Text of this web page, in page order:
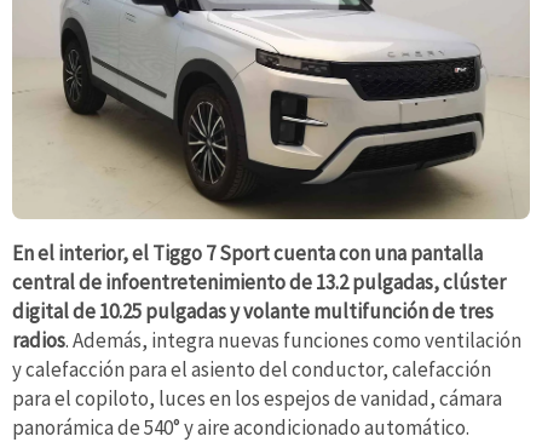
En el interior, el Tiggo 7 Sport cuenta con una pantalla
central de infoentretenimiento de 13.2 pulgadas, clúster
digital de 10.25 pulgadas y volante multifunción de tres
radios. Además, integra nuevas funciones como ventilación
y calefacción para el asiento del conductor, calefacción
para el copiloto, luces en los espejos de vanidad, cámara
panorámica de 540° y aire acondicionado automático.